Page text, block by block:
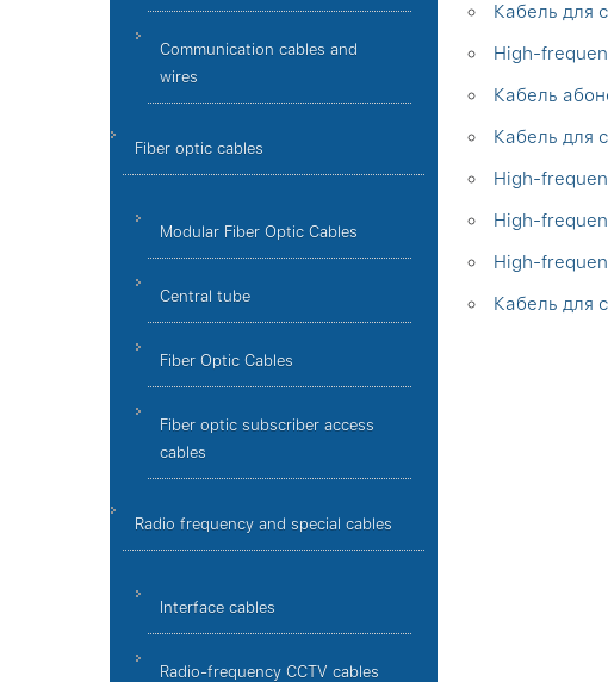
Communication cables and
wires
Fiber optic cables
Modular Fiber Optic Cables
Central tube
Fiber Optic Cables
Fiber optic subscriber access
cables
Radio frequency and special cables
Interface cables
Radio-frequency CCTV cables
Кабель для
High-
Кабель
Кабель для
High-
High-
High-
Кабель для